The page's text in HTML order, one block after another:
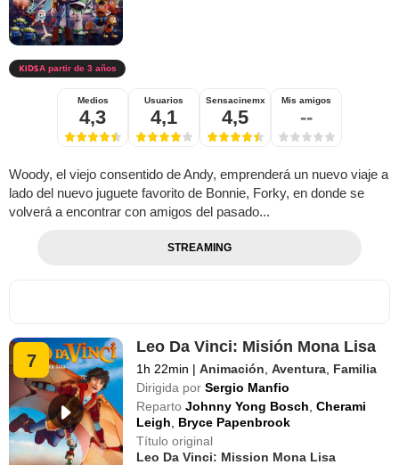
A partir de 3 años
Medios
4,3
Usuarios
4,1
Sensacinemx
4,5
Mis amigos
--
Woody, el viejo consentido de Andy, emprenderá un nuevo viaje a
lado del nuevo juguete favorito de Bonnie, Forky, en donde se
volverá a encontrar con amigos del pasado...
STREAMING
7
Leo Da Vinci: Misión Mona Lisa
1h 22min | Animación ,Aventura Familia
Dirigida por Sergio Manfio
Reparto Johnny Yong Bosch ,Cherami
Leigh
Bryce Papenbrook
Título original
Leo Da Vinci: Mission Mona Lisa